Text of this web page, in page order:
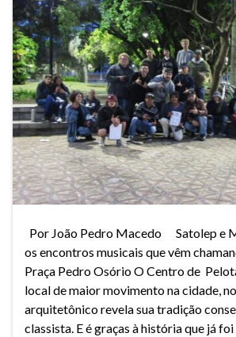
Por João Pedro Macedo Satolep e
os encontros musicais que vêm
Praça Pedro Osório O Centro de
local de maior movimento na cidade,
arquitetônico revela sua tradição
classista. E é graças à história que já